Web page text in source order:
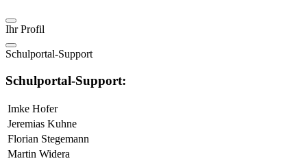
Ihr Profil
Schulportal-Support
Schulportal-Support:
Imke Hofer
Jeremias Kuhne
Florian Stegemann
Martin Widera